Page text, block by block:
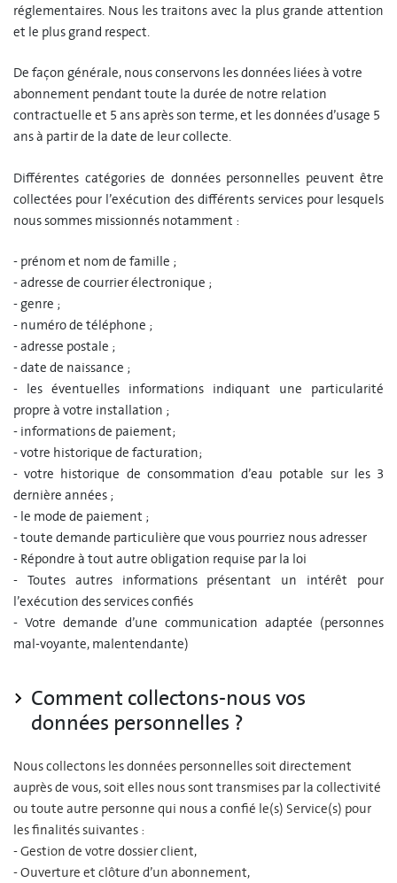
réglementaires. Nous les traitons avec la plus grande attention
et le plus grand respect.
De façon générale, nous conservons les données liées à votre
abonnement pendant toute la durée de notre relation
contractuelle et 5 ans après son terme, et les données d’usage 5
ans à partir de la date de leur collecte.
Différentes catégories de données personnelles peuvent être
collectées pour l’exécution des différents services pour lesquels
nous sommes missionnés notamment :
- prénom et nom de famille ;
- adresse de courrier électronique ;
- genre ;
- numéro de téléphone ;
- adresse postale ;
- date de naissance ;
- les éventuelles informations indiquant une particularité
propre à votre installation ;
- informations de paiement;
- votre historique de facturation;
- votre historique de consommation d’eau potable sur les 3
dernière années ;
- le mode de paiement ;
- toute demande particulière que vous pourriez nous adresser
- Répondre à tout autre obligation requise par la loi
- Toutes autres informations présentant un intérêt pour
l’exécution des services confiés
- Votre demande d’une communication adaptée (personnes
mal-voyante, malentendante)
Comment collectons-nous vos
données personnelles ?
Nous collectons les données personnelles soit directement
auprès de vous, soit elles nous sont transmises par la collectivité
ou toute autre personne qui nous a confié le(s) Service(s) pour
les finalités suivantes :
- Gestion de votre dossier client,
- Ouverture et clôture d’un abonnement,